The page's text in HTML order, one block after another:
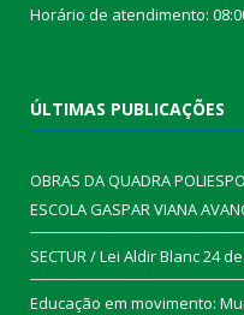
Horário de atendimento:
ÚLTIMAS PUBLICAÇÕES
OBRAS DA QUADRA
ESCOLA GASPAR VIANA
SECTUR / Lei Aldir Blanc24
Educação em movimento: